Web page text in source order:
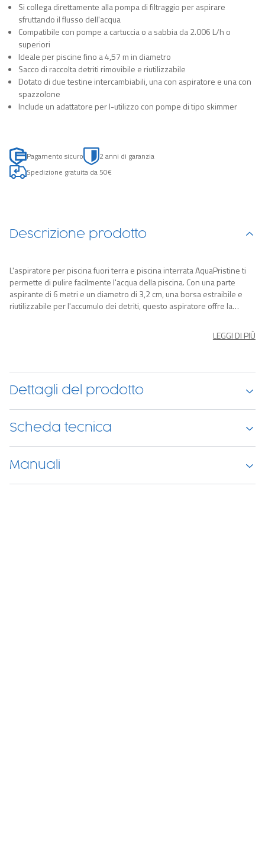
Si collega direttamente alla pompa di filtraggio per aspirare
sfruttando il flusso dell'acqua
Compatibile con pompe a cartuccia o a sabbia da 2.006 L/h o
superiori
Ideale per piscine fino a 4,57 m in diametro
Sacco di raccolta detriti rimovibile e riutilizzabile
Dotato di due testine intercambiabili, una con aspiratore e una con
spazzolone
Include un adattatore per l-utilizzo con pompe di tipo skimmer
Pagamento sicuro
2 anni di garanzia
Spedizione gratuita da 50€
Descrizione prodotto
L'aspiratore per piscina fuori terra e piscina interrata AquaPristine ti
permette di pulire facilmente l'acqua della piscina. Con una parte
aspirante di 6 metri e un diametro di 3,2 cm, una borsa estraibile e
riutilizzabile per l'accumulo dei detriti, questo aspiratore offre la
LEGGI DI PIÙ
Dettagli del prodotto
Scheda tecnica
Manuali